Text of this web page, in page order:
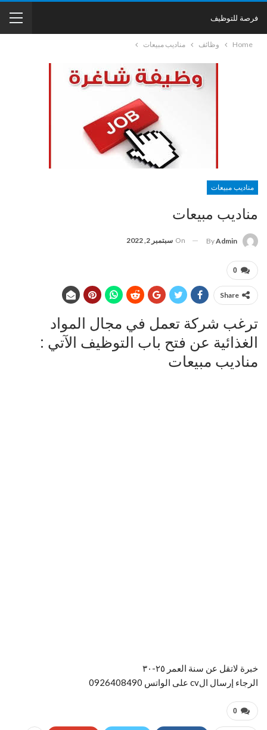
فرصة للتوظيف
Home وظائف مناديب مبيعات
مناديب مبيعات
مناديب مبيعات
ByAdmin
On سبتمبر 2, 2022
0
Share
ترغب شركة تعمل في مجال المواد
الغذائية عن فتح باب التوظيف الآتي :
مناديب مبيعات
خبرة لاتقل عن سنة العمر ٢٥-٣٠
الرجاء إرسال الcv على الواتس 0926408490
0